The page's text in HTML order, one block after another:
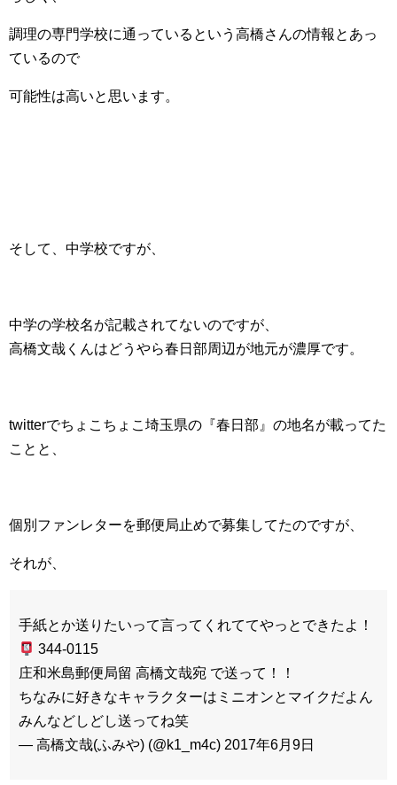
調理の専門学校に通っているという高橋さんの情報とあっ
ているので
可能性は高いと思います。
そして、中学校ですが、
中学の学校名が記載されてないのですが、
高橋文哉くんはどうやら春日部周辺が地元が濃厚です。
twitterでちょこちょこ埼玉県の『春日部』の地名が載ってた
ことと、
個別ファンレターを郵便局止めで募集してたのですが、
それが、
手紙とか送りたいって言ってくれててやっとできたよ！
344-0115
庄和米島郵便局留 高橋文哉宛 で送って！！
ちなみに好きなキャラクターはミニオンとマイクだよん
みんなどしどし送ってね笑
— 高橋文哉(ふみや) (@k1_m4c) 2017年6月9日